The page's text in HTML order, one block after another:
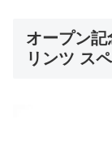
オープン記
リンツ ス